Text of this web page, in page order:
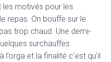
motivés pour les
repas. On bouffe sur le
trop chaud. Une demi-
surchauffes
et la finalité c’est qu’il